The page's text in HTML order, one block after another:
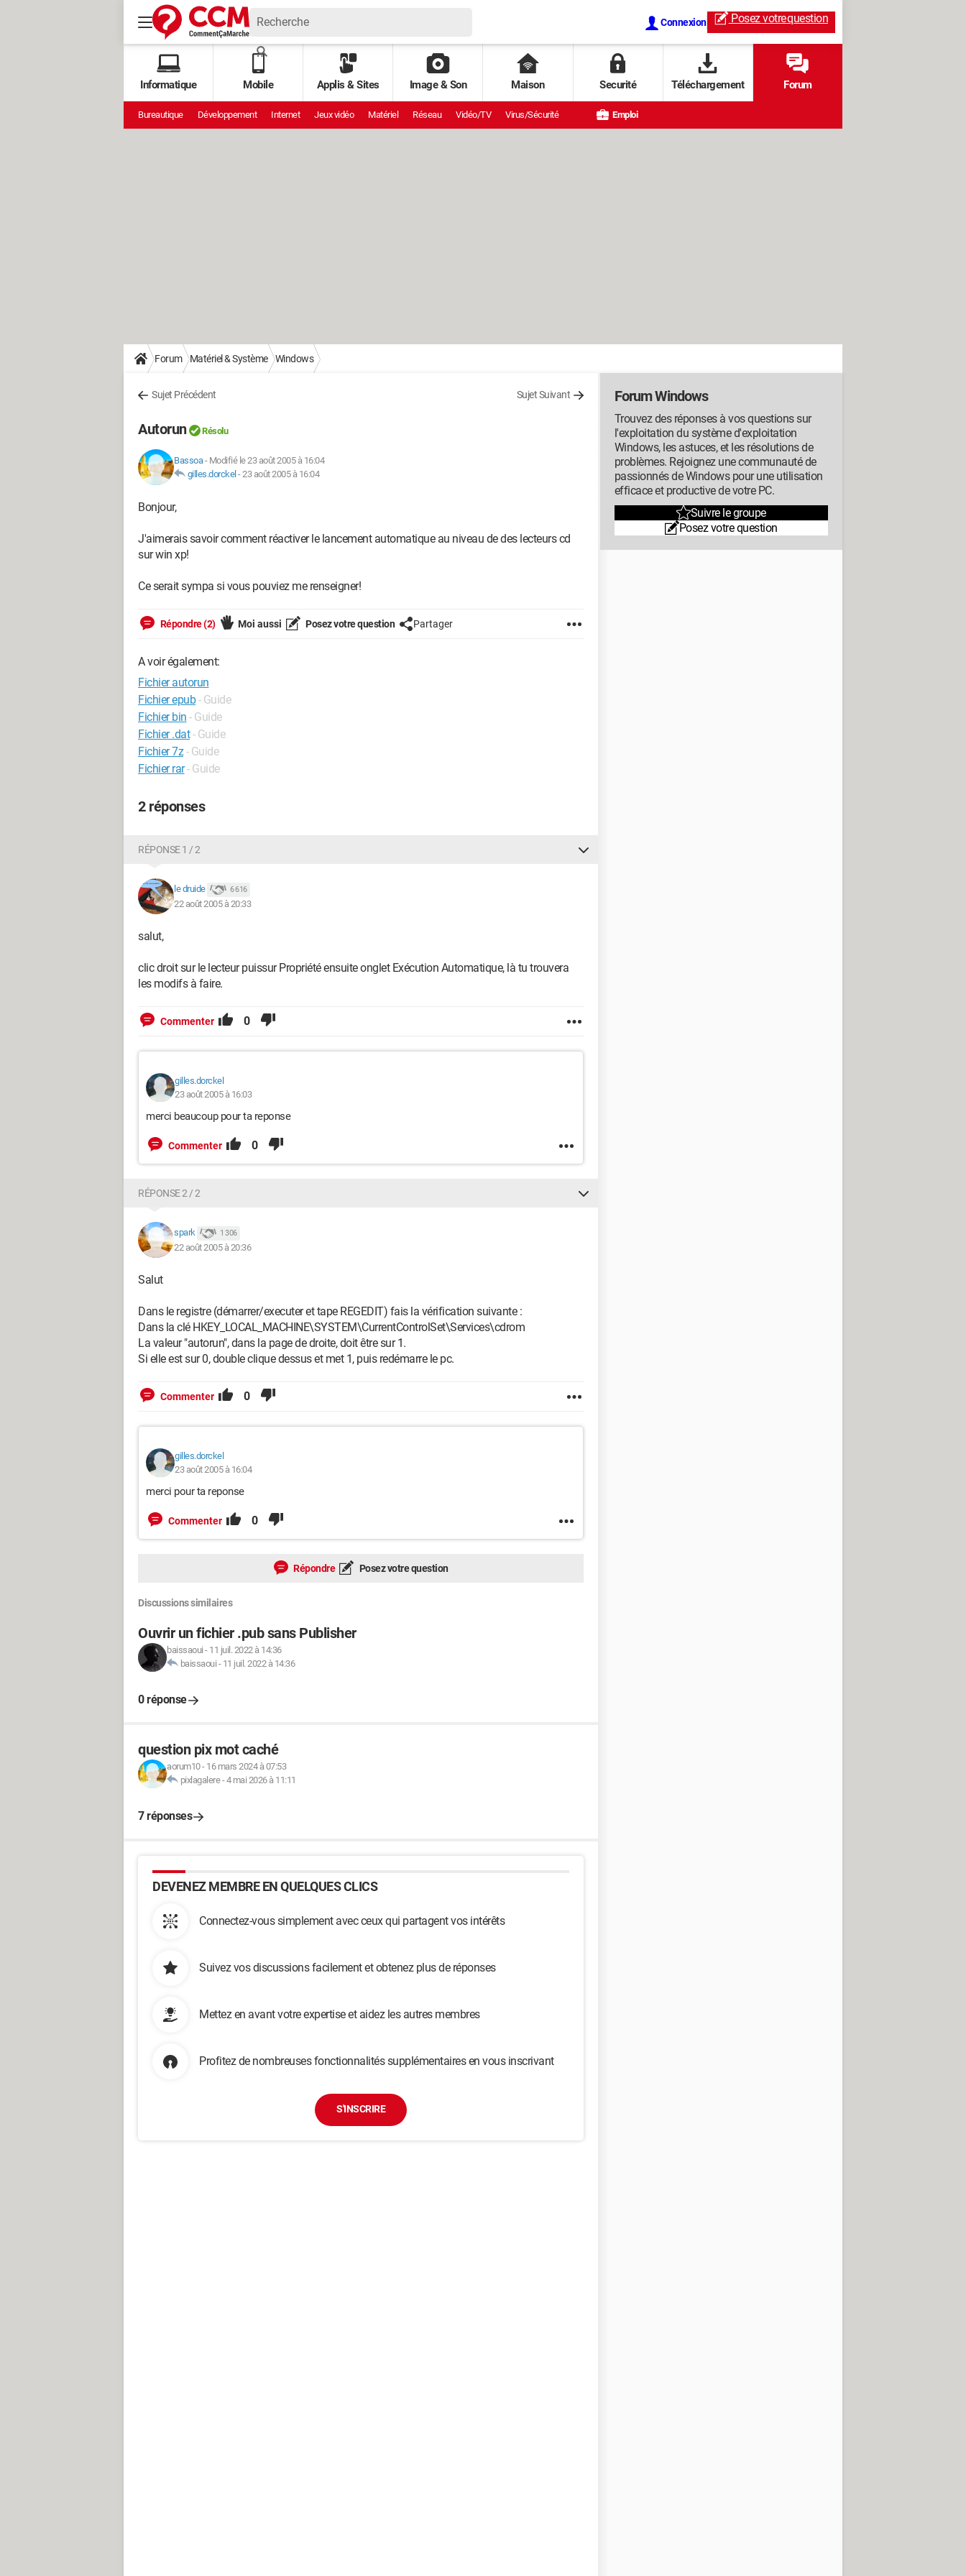
Connexion Posez votrequestion
Informatique Mobile Applis & Sites Image & Son Maison Securité Téléchargement Forum
Bureautique Développement Internet Jeux vidéo Matériel Réseau Vidéo/TV Virus/Sécurité Emploi
Forum Matériel & Système Windows
Sujet Précédent Sujet Suivant
Autorun Résolu
Bassoa- Modifié le 23 août 2005 à 16:04
gilles.dorckel -23 août 2005 à 16:04
Bonjour,
J'aimerais savoir comment réactiver le lancement automatique au niveau de des lecteurs cd
sur win xp!
Ce serait sympa si vous pouviez me renseigner!
Répondre (2) Moi aussi Posez votre question Partager
A voir également:
Fichier autorun
Fichier epub - Guide
Fichier bin - Guide
Fichier .dat - Guide
Fichier 7z - Guide
Fichier rar- Guide
2 réponses
RÉPONSE 1 / 2
le druide 6 616
22 août 2005 à 20:33
salut,
clic droit sur le lecteur puissur Propriété ensuite onglet Exécution Automatique, là tu trouvera
les modifs à faire.
Commenter 0
gilles.dorckel
23 août 2005 à 16:03
merci beaucoup pour ta reponse
Commenter 0
RÉPONSE 2 / 2
spark 1 306
22 août 2005 à 20:36
Salut
Dans le registre (démarrer/executer et tape REGEDIT) fais la vérification suivante :
Dans la clé HKEY_LOCAL_MACHINE\SYSTEM\CurrentControlSet\Services\cdrom
La valeur "autorun", dans la page de droite, doit être sur 1.
Si elle est sur 0, double clique dessus et met 1, puis redémarre le pc.
Commenter 0
gilles.dorckel
23 août 2005 à 16:04
merci pour ta reponse
Commenter 0
Répondre Posez votre question
Discussions similaires
Ouvrir un fichier .pub sans Publisher
baissaoui - 11 juil. 2022 à 14:36
baissaoui - 11 juil. 2022 à 14:36
0 réponse
question pix mot caché
aorum10- 16 mars 2024 à 07:53
pixlagalere-4 mai 2026 à 11:11
7 réponses
DEVENEZ MEMBRE EN QUELQUES CLICS
Connectez-vous simplement avec ceux qui partagent vos intérêts
Suivez vos discussions facilement et obtenez plus de réponses
Mettez en avant votre expertise et aidez les autres membres
Profitez de nombreuses fonctionnalités supplémentaires en vous inscrivant
S'INSCRIRE
Forum Windows
Trouvez des réponses à vos questions sur
l'exploitation du système d'exploitation
Windows, les astuces, et les résolutions de
problèmes. Rejoignez une communauté de
passionnés de Windows pour une utilisation
efficace et productive de votre PC.
Suivre le groupe
Posez votre question